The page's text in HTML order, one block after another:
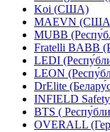
Koi (США)
MAEVN
MUBB
Fratelli BABB
LEDI
LEON
DrElite
INFIELD
BTS (
OVERALL